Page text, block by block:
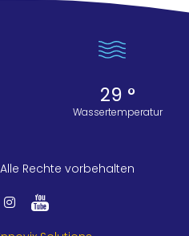
29 °
Wassertemperatur
Rechte vorbehalten